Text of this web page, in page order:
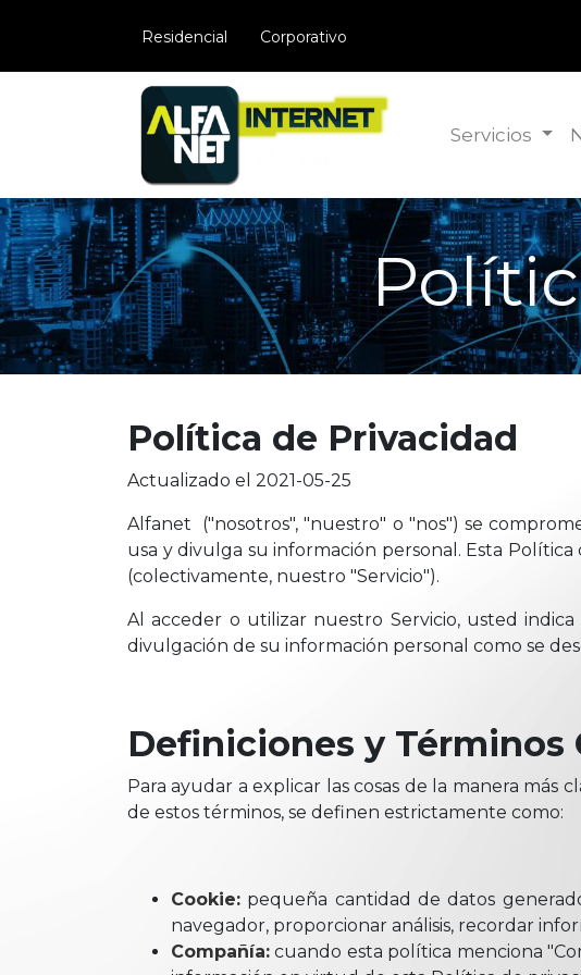
​Residencial Corporativo
Servicios
Política de Privacidad
Actualizado el 2021-05-25
Alfanet ("nosotros", "nuestro" o "nos") se
usa y divulga su información personal. Esta
(colectivamente, nuestro "Servicio").
Al acceder o utilizar nuestro Servicio, usted
divulgación de su información personal como se
Definiciones y Términos
Para ayudar a explicar las cosas de la manera más
de estos términos, se definen estrictamente como:
Cookie: pequeña cantidad de datos
navegador, proporcionar análisis, recordar
Compañía: cuando esta política menciona